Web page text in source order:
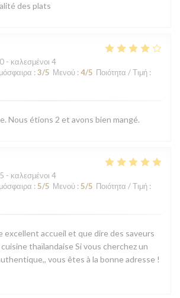
des plats
- καλεσμένοι 4
: 3/5 Μενού : 4/5 Ποιότητα / Τιμή :
Nous étions 2 et avons bien mangé.
- καλεσμένοι 4
: 5/5 Μενού : 5/5 Ποιότητα / Τιμή :
excellent accueil et que dire des saveurs
thaïlandaise Si vous cherchez un
vous êtes à la bonne adresse !